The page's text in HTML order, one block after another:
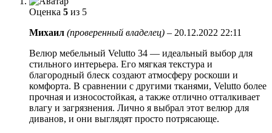
Оценка 5 из 5
Михаил (проверенный владелец) – 20.12.2022 22:11
Велюр мебельный Velutto 34 — идеальный выбор для
стильного интерьера. Его мягкая текстура и
благородный блеск создают атмосферу роскоши и
комфорта. В сравнении с другими тканями, Velutto более
прочная и износостойкая, а также отлично отталкивает
влагу и загрязнения. Лично я выбрал этот велюр для
диванов, и они выглядят просто потрясающе.